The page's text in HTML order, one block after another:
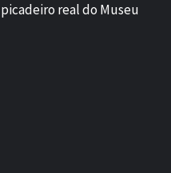
real do Museu